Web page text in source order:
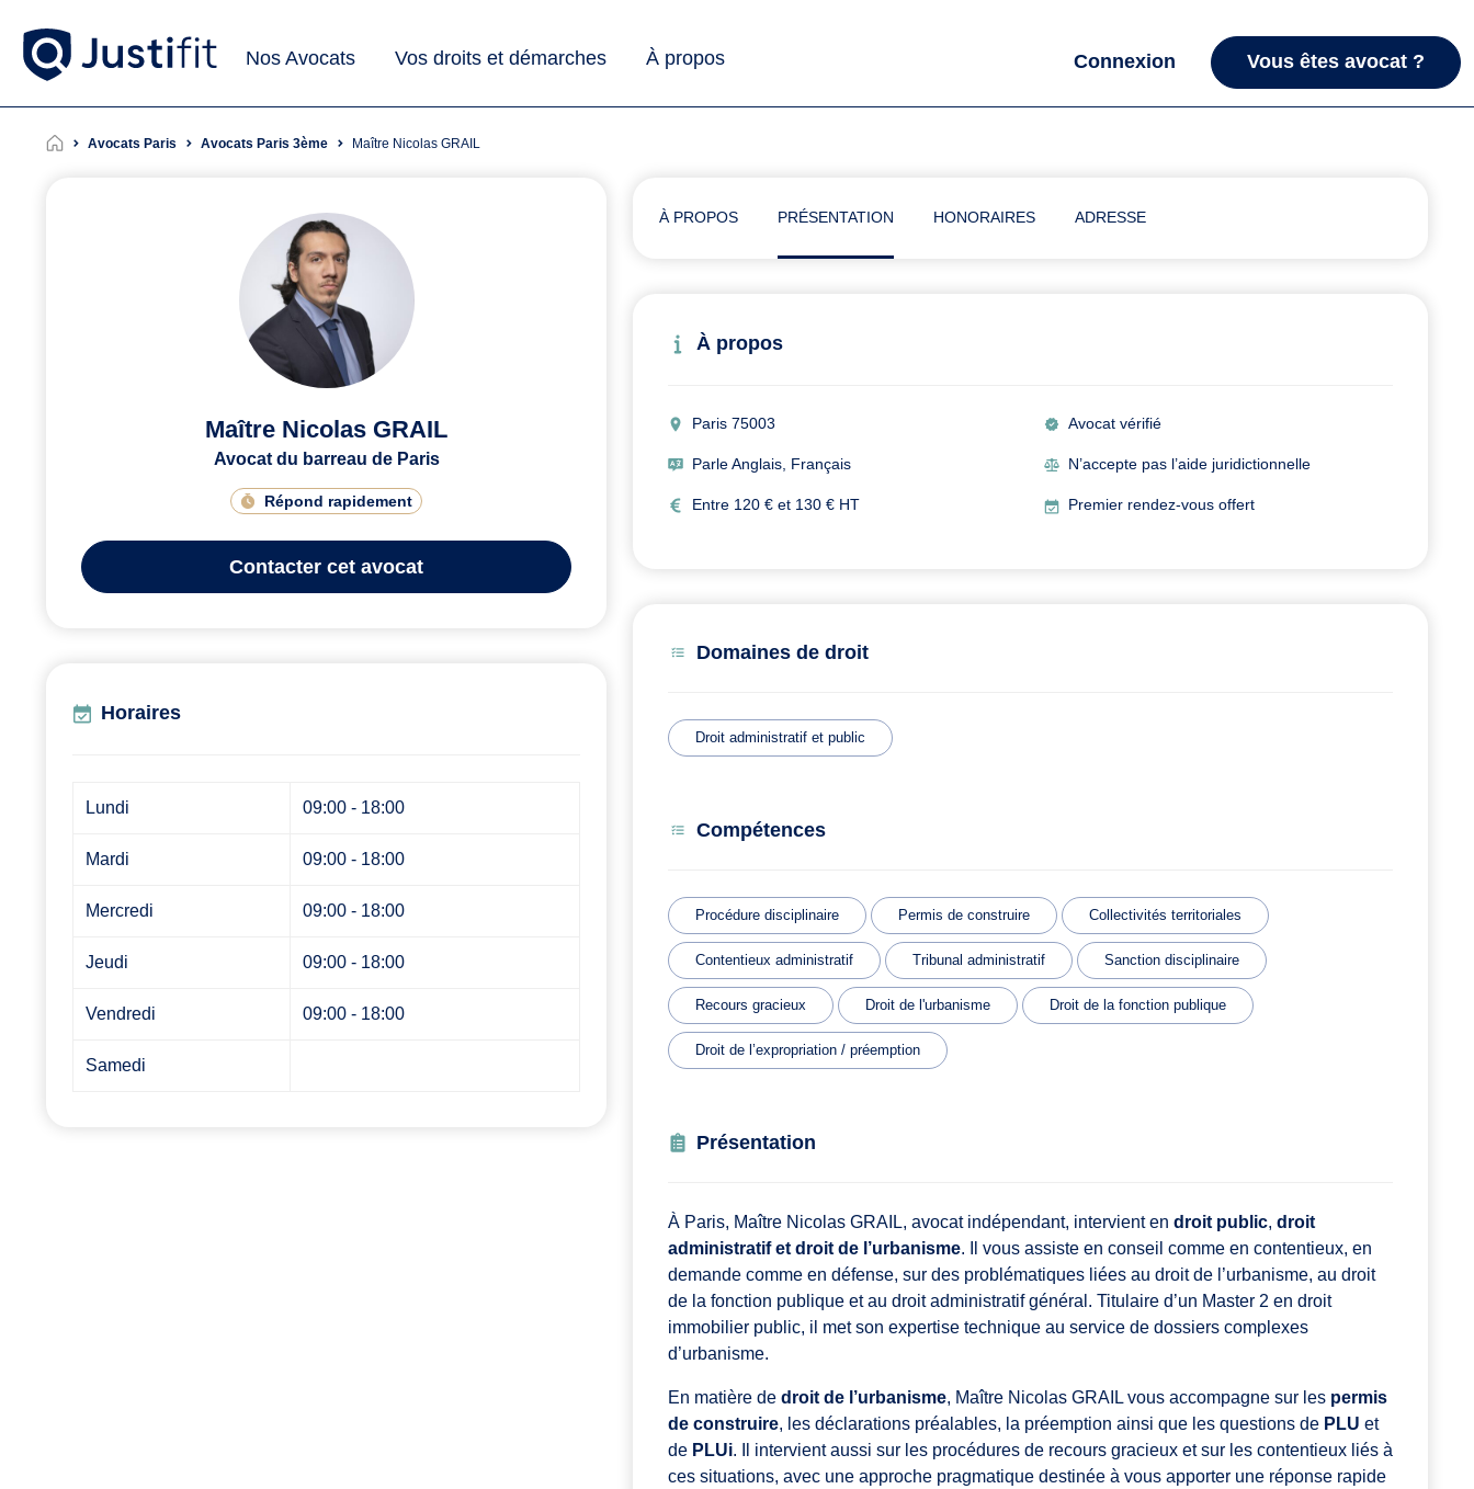
Nos Avocats Vos droits et démarches À propos Connexion Vous êtes avocat ?
Avocats Paris Avocats Paris 3ème Maître Nicolas GRAIL
Maître Nicolas GRAIL
Avocat du barreau de Paris
Répond rapidement
Contacter cet avocat
Horaires
Lundi 09:00 - 18:00
Mardi 09:00 - 18:00
Mercredi 09:00 - 18:00
Jeudi 09:00 - 18:00
Vendredi 09:00 - 18:00
Samedi
À PROPOS PRÉSENTATION HONORAIRES ADRESSE
À propos
Paris 75003 Avocat vérifié
Parle Anglais, Français N’accepte pas l’aide juridictionnelle
Entre 120 € et 130 € HT Premier rendez-vous offert
Domaines de droit
Droit administratif et public
Compétences
Procédure disciplinaire Permis de construire Collectivités territoriales
Contentieux administratif Tribunal administratif Sanction disciplinaire
Recours gracieux Droit de l'urbanisme Droit de la fonction publique
Droit de l’expropriation / préemption
Présentation
À Paris, Maître Nicolas GRAIL, avocat indépendant, intervient en droit public, droit
administratif et droit de l’urbanisme. Il vous assiste en conseil comme en contentieux, en
demande comme en défense, sur des problématiques liées au droit de l’urbanisme, au droit
de la fonction publique et au droit administratif général. Titulaire d’un Master 2 en droit
immobilier public, il met son expertise technique au service de dossiers complexes
d’urbanisme.
En matière de droit de l’urbanisme, Maître Nicolas GRAIL vous accompagne sur les permis
de construire, les déclarations préalables, la préemption ainsi que les questions de PLU et
de PLUi. Il intervient aussi sur les procédures de recours gracieux et sur les contentieux liés à
ces situations, avec une approche pragmatique destinée à vous apporter une réponse rapide